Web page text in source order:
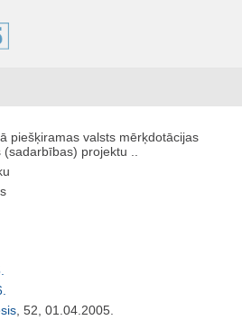
piešķiramas valsts mērķdotācijas
projektu ..
, 52, 01.04.2005.